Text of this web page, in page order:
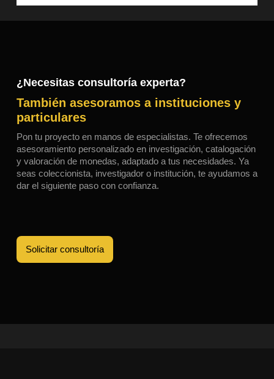
¿Necesitas consultoría experta?
También asesoramos a instituciones y
particulares
Pon tu proyecto en manos de especialistas. Te ofrecemos
asesoramiento personalizado en investigación, catalogación
y valoración de monedas, adaptado a tus necesidades. Ya
seas coleccionista, investigador o institución, te ayudamos a
dar el siguiente paso con confianza.
Solicitar consultoría